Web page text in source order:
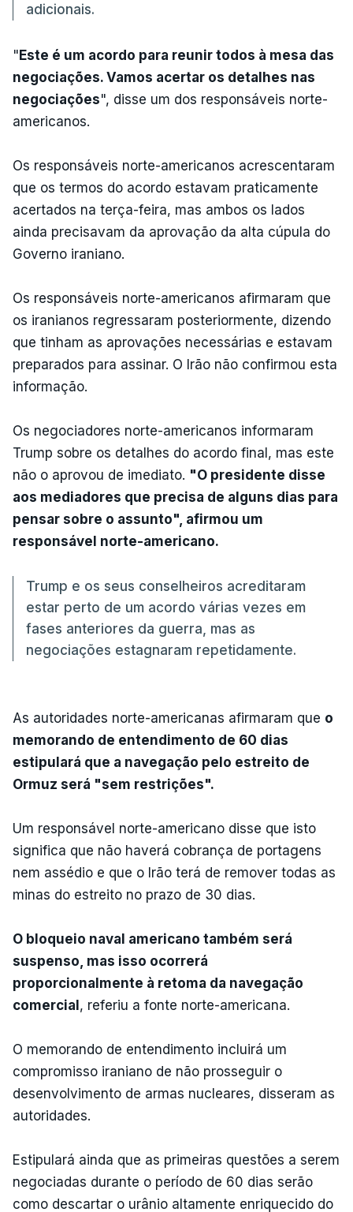
adicionais.
"Este é um acordo para reunir todos à mesa das
negociações. Vamos acertar os detalhes nas
negociações", disse um dos responsáveis ​​norte-
americanos.
Os responsáveis ​​norte-americanos acrescentaram
que os termos do acordo estavam praticamente
acertados na terça-feira, mas ambos os lados
ainda precisavam da aprovação da alta cúpula do
Governo iraniano.
Os responsáveis ​​norte-americanos afirmaram que
os iranianos regressaram posteriormente, dizendo
que tinham as aprovações necessárias e estavam
preparados para assinar. O Irão não confirmou esta
informação.
Os negociadores norte-americanos informaram
Trump sobre os detalhes do acordo final, mas este
não o aprovou de imediato. "O presidente disse
aos mediadores que precisa de alguns dias para
pensar sobre o assunto", afirmou um
responsável norte-americano.
Trump e os seus conselheiros acreditaram
estar perto de um acordo várias vezes em
fases anteriores da guerra, mas as
negociações estagnaram repetidamente.
As autoridades norte-americanas afirmaram que o
memorando de entendimento de 60 dias
estipulará que a navegação pelo estreito de
Ormuz será "sem restrições".
Um responsável norte-americano disse que isto
significa que não haverá cobrança de portagens
nem assédio e que o Irão terá de remover todas as
minas do estreito no prazo de 30 dias.
O bloqueio naval americano também será
suspenso, mas isso ocorrerá
proporcionalmente à retoma da navegação
comercial, referiu a fonte norte-americana.
O memorando de entendimento incluirá um
compromisso iraniano de não prosseguir o
desenvolvimento de armas nucleares, disseram as
autoridades.
Estipulará ainda que as primeiras questões a serem
negociadas durante o período de 60 dias serão
como descartar o urânio altamente enriquecido do